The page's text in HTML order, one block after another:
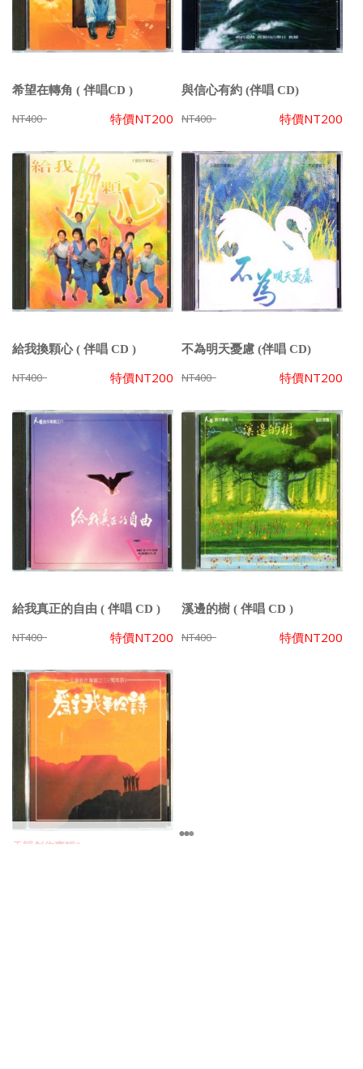
希望在轉角 ( 伴唱CD )
NT400 特價NT200
與信心有約 (伴唱 CD)
NT400 特價NT200
給我換顆心 ( 伴唱 CD )
NT400 特價NT200
不為明天憂慮 (伴唱 CD)
NT400 特價NT200
給我真正的自由 ( 伴唱 CD )
NT400 特價NT200
溪邊的樹 ( 伴唱 CD )
NT400 特價NT200
天韻創作專輯3